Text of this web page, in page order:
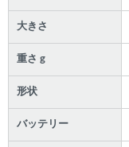
大きさ
重さ g
形状
バッテリー